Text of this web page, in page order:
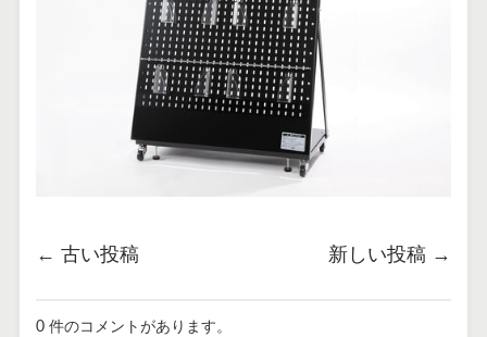
← 古い投稿 新しい投稿 →
0 件のコメントがあります。